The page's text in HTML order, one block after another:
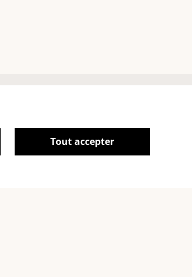
Tout accepter